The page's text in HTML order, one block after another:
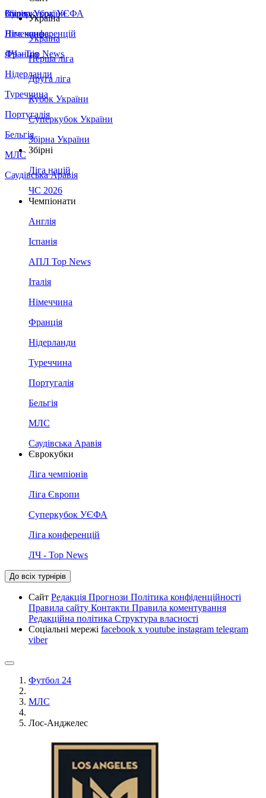
Збірна України
Італія
Німеччина
Франція
Нідерланди
Туреччина
Португалія
Бельгія
МЛС
Саудівська Аравія
Суперкубок УЄФА
Ліга конференцій
ЛЧ - Top News
Україна
Україна
Перша ліга
Друга ліга
Кубок України
Суперкубок України
Збірна України
Збірні
Ліга націй
ЧС 2026
Чемпіонати
Англія
Іспанія
АПЛ Top News
Італія
Німеччина
Франція
Нідерланди
Туреччина
Португалія
Бельгія
МЛС
Саудівська Аравія
Єврокубки
Ліга чемпіонів
Ліга Європи
Суперкубок УЄФА
Ліга конференцій
ЛЧ - Top News
До всіх турнірів
Сайт Редакція Прогнози Політика конфіденційності
Правила сайту Контакти Правила коментування
Редакційна політика Структура власності
Соціальні мережі facebook x youtube instagram telegram
viber
Футбол 24
МЛС
Лос-Анджелес